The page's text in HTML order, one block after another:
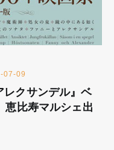
07-09
レクサンデル』ベ
恵比寿マルシェ出